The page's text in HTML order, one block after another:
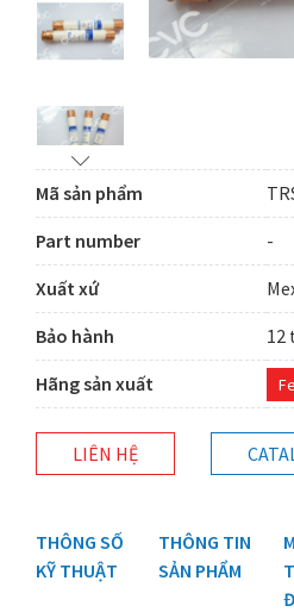
Mã sản phẩm
Part number
-
Xuất xứ
Bảo hành
12
Hãng sản xuất
LIÊN HỆ
THÔNG SỐ
KỸ THUẬT
THÔNG TIN
SẢN PHẨM